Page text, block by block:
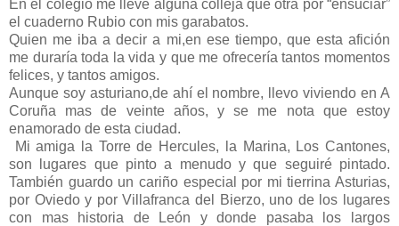
En el colegio me lleve alguna colleja que otra por “ensuciar”
el cuaderno Rubio con mis garabatos.
Quien me iba a decir a mi,en ese tiempo, que esta afición
me duraría toda la vida y que me ofrecería tantos momentos
felices, y tantos amigos.
Aunque soy asturiano,de ahí el nombre, llevo viviendo en A
Coruña mas de veinte años, y se me nota que estoy
enamorado de esta ciudad.
Mi amiga la Torre de Hercules, la Marina, Los Cantones,
son lugares que pinto a menudo y que seguiré pintado.
También guardo un cariño especial por mi tierrina Asturias,
por Oviedo y por Villafranca del Bierzo, uno de los lugares
con mas historia de León y donde pasaba los largos